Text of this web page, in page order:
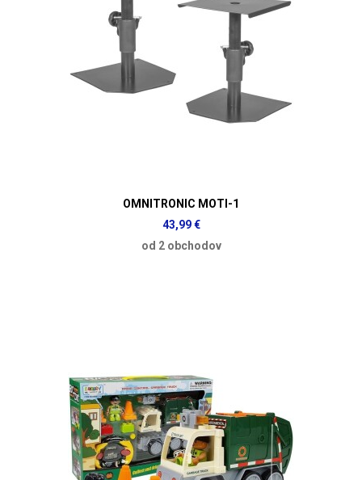
OMNITRONIC MOTI-1
43,99 €
od 2 obchodov